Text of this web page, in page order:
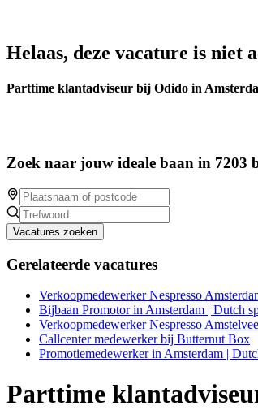
Helaas, deze vacature is niet
Parttime klantadviseur bij Odido in
Zoek naar jouw ideale baan in 7203
Vacatures zoeken
Gerelateerde vacatures
Verkoopmedewerker Nespresso
Bijbaan Promotor in Amsterdam | Dutch
Verkoopmedewerker Nespresso
Callcenter medewerker bij Butternut Box
Promotiemedewerker in Amsterdam |
Parttime